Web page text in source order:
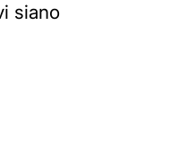
siano